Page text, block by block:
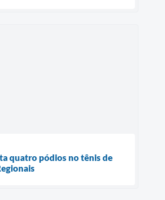
quatro pódios no tênis de